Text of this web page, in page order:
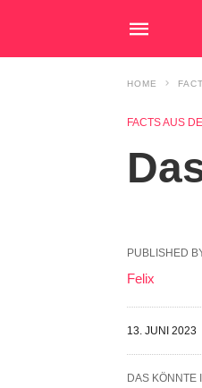
HOME
FACTS AUS
PUBLISHED
Felix
13. JUNI 2023
DAS KÖNNTE